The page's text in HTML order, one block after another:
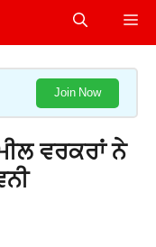
Join Now
ਵਰਕਰਾਂ ਨੇ